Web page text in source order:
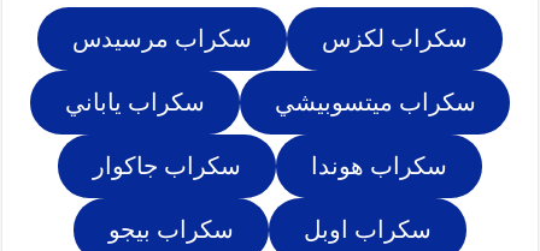
سكراب لكزس سكراب مرسيدس
سكراب ميتسوبيشي سكراب ياباني
سكراب هوندا سكراب جاكوار
سكراب اوبل سكراب بيجو